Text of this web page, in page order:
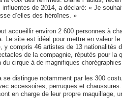
de 2014, a déclaré: « Je
d’elles des héroïnes. »
accueillir environ 2 600 personnes à
Le site est idéal pour mettre en valeur
y compris 46 artistes de 13
de la compagnie, réputés pour la
du cirque à de magnifiques
se distingue notamment par les 300
accessoires, perruques et chaussures.
en charge de leur propre maquillage,